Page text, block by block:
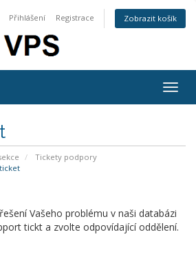
Přihlášení Registrace Zobrazit košík
Tickety podpory
Vašeho problému v naši databázi
tickt a zvolte odpovídající oddělení.